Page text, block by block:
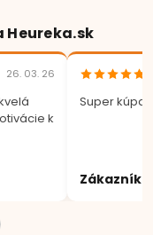
Heureka.sk
26. 03. 26
k
Super
Zákazník